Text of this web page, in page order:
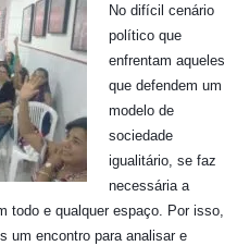
No difícil cenário
político que
enfrentam aqueles
que defendem um
modelo de
sociedade
igualitário, se faz
necessária a
todo e qualquer espaço. Por isso,
um encontro para analisar e